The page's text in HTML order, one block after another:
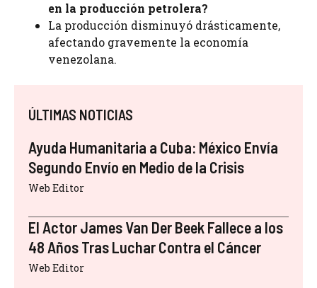
en la producción petrolera?
La producción disminuyó drásticamente,
afectando gravemente la economía
venezolana.
ÚLTIMAS NOTICIAS
Ayuda Humanitaria a Cuba: México Envía
Segundo Envío en Medio de la Crisis
Web Editor
El Actor James Van Der Beek Fallece a los
48 Años Tras Luchar Contra el Cáncer
Web Editor